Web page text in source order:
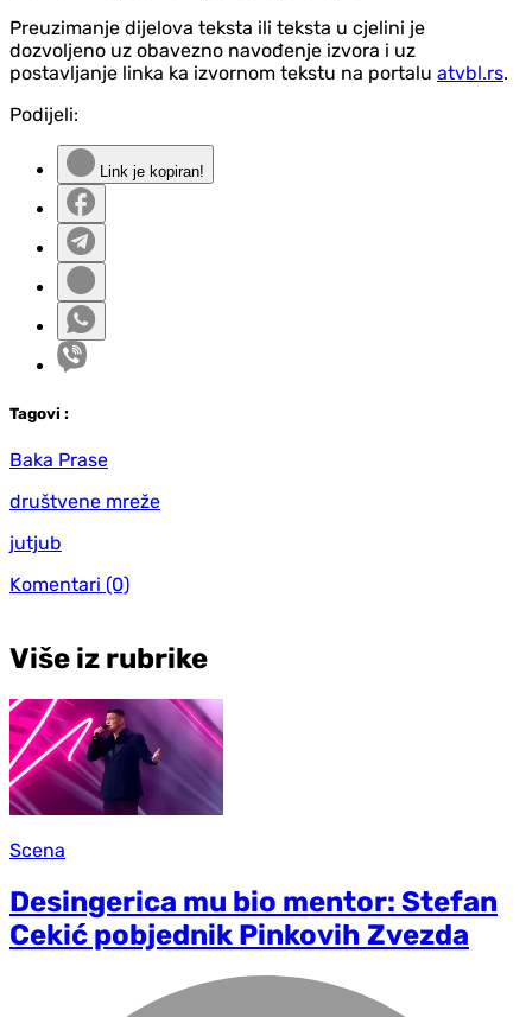
Preuzimanje dijelova teksta ili teksta u cjelini je
dozvoljeno uz obavezno navođenje izvora i uz
postavljanje linka ka izvornom tekstu na portalu atvbl.rs.
Podijeli:
Link je kopiran!
Tagovi :
Baka Prase
društvene mreže
jutjub
Komentari (0)
Više iz rubrike
Scena
Desingerica mu bio mentor: Stefan
Cekić pobjednik Pinkovih Zvezda